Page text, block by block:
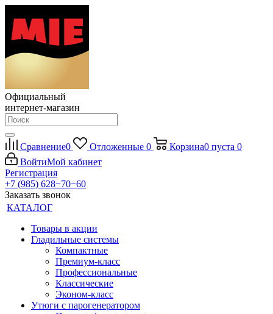
Официальный
интернет-магазин
Сравнение0 Отложенные 0 Корзина0 пуста 0
ВойтиМой кабинет
Регистрация
+7 (985) 628−70−60
Заказать звонок
КАТАЛОГ
Товары в акции
Гладильные системы
Компактные
Премиум-класс
Профессиональные
Классические
Эконом-класс
Утюги с парогенератором